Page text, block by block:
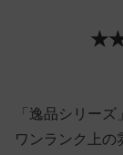
「逸品シリー
ワンランク上の